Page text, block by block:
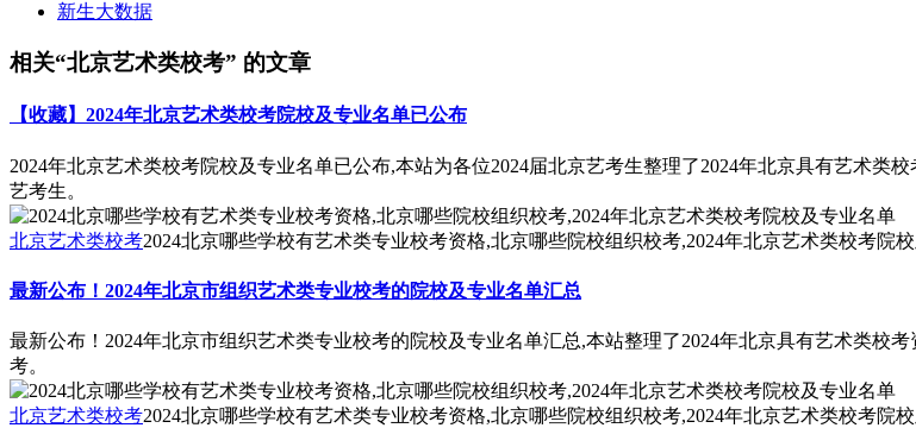
新生大数据
相关“北京艺术类校考” 的文章
【收藏】2024年北京艺术类校考院校及专业名单已公布
2024年北京艺术类校考院校及专业名单已公布,本站为各位2024届北京艺考生整理了2024年北京具有艺术
艺考生。
北京艺术类校考2024北京哪些学校有艺术类专业校考资格,北京哪些院校组织校考,2024年北京艺术类校考院
最新公布！2024年北京市组织艺术类专业校考的院校及专业名单汇总
最新公布！2024年北京市组织艺术类专业校考的院校及专业名单汇总,本站整理了2024年北京具有艺术类校
考。
北京艺术类校考2024北京哪些学校有艺术类专业校考资格,北京哪些院校组织校考,2024年北京艺术类校考院